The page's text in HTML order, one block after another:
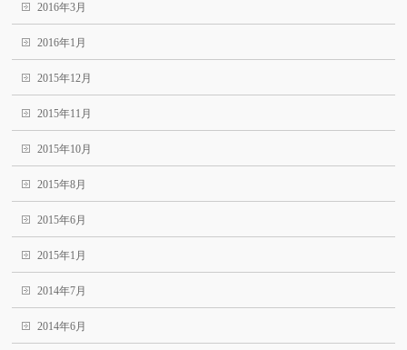
2016年3月
2016年1月
2015年12月
2015年11月
2015年10月
2015年8月
2015年6月
2015年1月
2014年7月
2014年6月